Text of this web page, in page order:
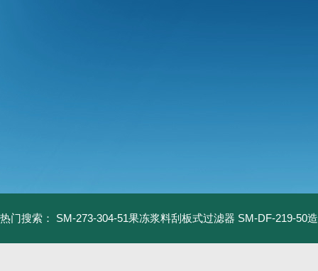
热门搜索： SM-273-304-51果冻浆料刮板式过滤器 SM-DF-219-50